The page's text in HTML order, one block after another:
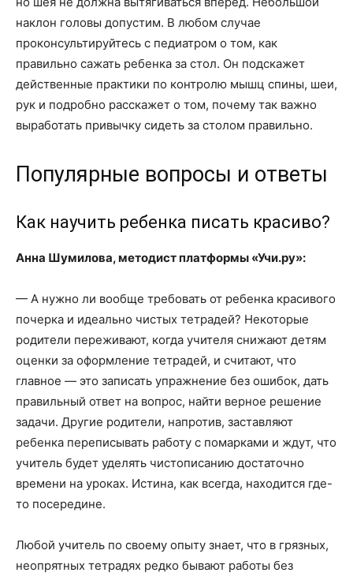
наклон головы допустим. В любом случае
проконсультируйтесь с педиатром о том, как
правильно сажать ребенка за стол. Он подскажет
действенные практики по контролю мышц спины, шеи,
рук и подробно расскажет о том, почему так важно
выработать привычку сидеть за столом правильно.
Популярные вопросы и ответы
Как научить ребенка писать красиво?
Анна Шумилова, методист платформы «Учи.ру»:
— А нужно ли вообще требовать от ребенка красивого
почерка и идеально чистых тетрадей? Некоторые
родители переживают, когда учителя снижают детям
оценки за оформление тетрадей, и считают, что
главное — это записать упражнение без ошибок, дать
правильный ответ на вопрос, найти верное решение
задачи. Другие родители, напротив, заставляют
ребенка переписывать работу с помарками и ждут, что
учитель будет уделять чистописанию достаточно
времени на уроках. Истина, как всегда, находится где-
то посередине.
Любой учитель по своему опыту знает, что в грязных,
неопрятных тетрадях редко бывают работы без